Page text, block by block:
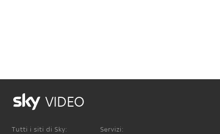
VIDEO
Tutti i siti di Sky: Servizi: